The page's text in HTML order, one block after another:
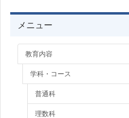
メニュー
教育内容
学科・コース
普通科
理数科